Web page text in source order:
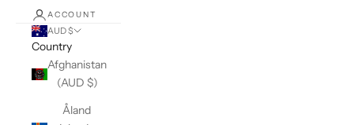
ACCOUNT
AUD $
Country
Afghanistan
(AUD $)
Åland